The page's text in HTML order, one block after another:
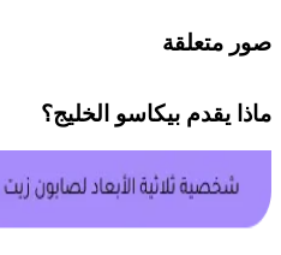
صور متعلقة
ماذا يقدم بيكاسو الخليج؟